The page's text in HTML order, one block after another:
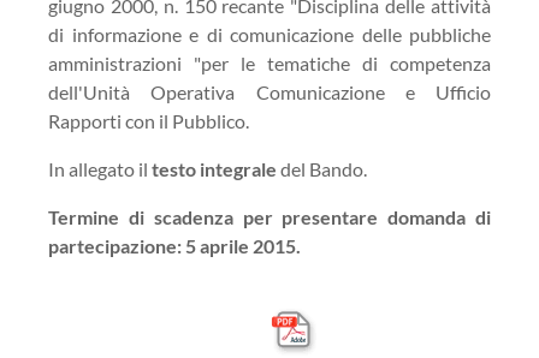
giugno 2000, n. 150 recante "Disciplina delle attività
di informazione e di comunicazione delle pubbliche
amministrazioni "per le tematiche di competenza
dell'Unità Operativa Comunicazione e Ufficio
Rapporti con il Pubblico.
In allegato il testo integrale del Bando.
Termine di scadenza per presentare domanda di
partecipazione: 5 aprile 2015.